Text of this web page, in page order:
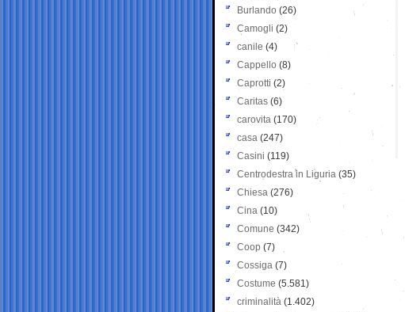
Burlando (26)
Camogli (2)
canile (4)
Cappello (8)
Caprotti (2)
Caritas (6)
carovita (170)
casa (247)
Casini (119)
Centrodestra in Liguria (35)
Chiesa (276)
Cina (10)
Comune (342)
Coop (7)
Cossiga (7)
Costume (5.581)
criminalità (1.402)